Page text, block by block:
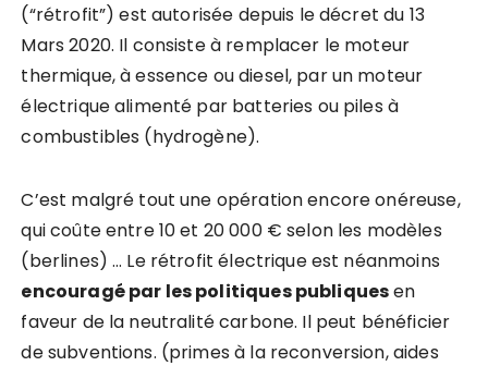
(“rétrofit”) est autorisée depuis le décret du 13
Mars 2020. Il consiste à remplacer le moteur
thermique, à essence ou diesel, par un moteur
électrique alimenté par batteries ou piles à
combustibles (hydrogène).
C’est malgré tout une opération encore onéreuse,
qui coûte entre 10 et 20 000 € selon les modèles
(berlines) … Le rétrofit électrique est néanmoins
encouragé par les politiques publiquesen
faveur de la neutralité carbone. Il peut bénéficier
de subventions. (primes à la reconversion, aides